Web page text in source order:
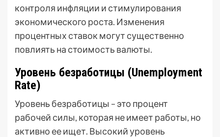
контроля инфляции и стимулирования
экономического роста. Изменения
процентных ставок могут существенно
повлиять на стоимость валюты.
Уровень безработицы (Unemployment
Rate)
Уровень безработицы – это процент
рабочей силы, которая не имеет работы, но
активно ее ищет. Высокий уровень